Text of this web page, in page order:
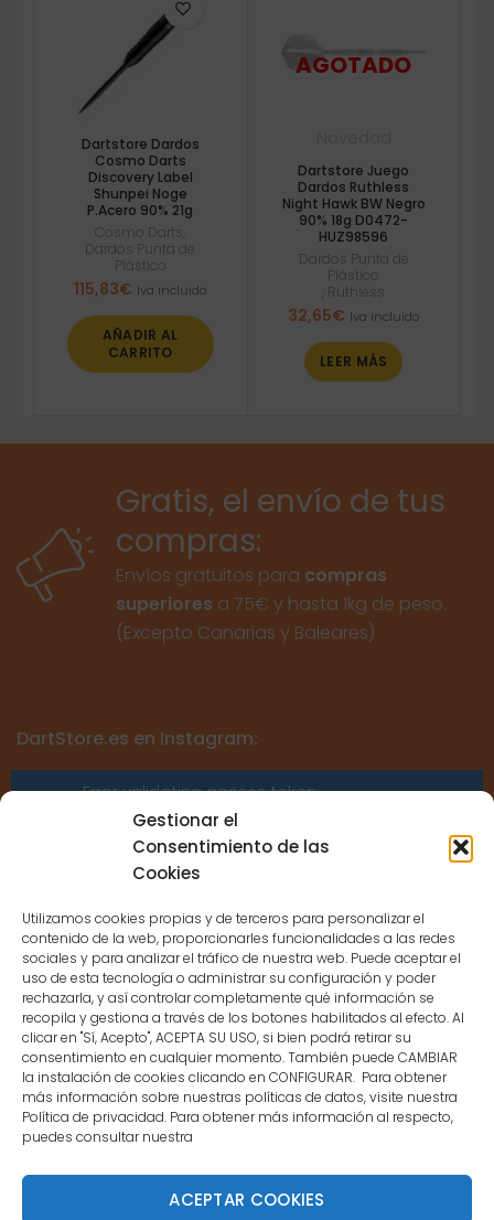
Gestionar el
Consentimiento de las
Cookies
Utilizamos cookies propias y de terceros para personalizar el
contenido de la web, proporcionarles funcionalidades a las redes
sociales y para analizar el tráfico de nuestra web. Puede aceptar el
uso de esta tecnología o administrar su configuración y poder
rechazarla, y así controlar completamente qué información se
recopila y gestiona a través de los botones habilitados al efecto. Al
clicar en "Sí, Acepto", ACEPTA SU USO, si bien podrá retirar su
consentimiento en cualquier momento. También puede CAMBIAR
la instalación de cookies clicando en CONFIGURAR. Para obtener
más información sobre nuestras políticas de datos, visite nuestra
Política de privacidad. Para obtener más información al respecto,
puedes consultar nuestra
ACEPTAR COOKIES
Dartstore Dardos
Cosmo Darts
Discovery Label
Shunpei Noge
P.Acero 90% 21g
Cosmo Darts
Dardos Punta de
Plástico
115,83€ Iva incluido
AÑADIR AL
CARRITO
Dartstore Juego
Dardos Ruthless
Night Hawk BW Negro
90% 18g D0472-
HUZ98596
Dardos Punta de
Plástico
Ruthless
32,65€ Iva incluido
LEER MÁS
Gratis, el envío de tus
compras:
Envíos gratuitos para compras
superiores a 75€ y hasta 1kg de peso.
(Excepto Canarias y Baleares)
DartStore.es en Instagram:
Error validating access token:
Sessions for the user are not allowed
because the user is not a confirmed
CONTACTO
MENÚ PRINCIPAL
MI CUENTA
DOCUMENTACIÓN